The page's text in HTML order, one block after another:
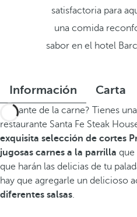
satisfactoria para
una comida
sabor en el hotel
Información Carta
¿Amante de la carne? Tienes
restaurante Santa Fe Steak
exquisita selección de cortes
jugosas carnes a la parrilla que
que harán las delicias de tu
hay que agregarle un delicioso
diferentes salsas.